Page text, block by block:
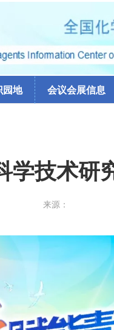
园地 会议会展信息
学技术研
来源：